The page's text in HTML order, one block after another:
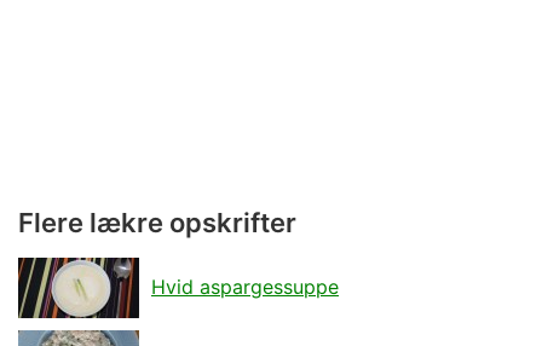
Flere lækre opskrifter
Hvid aspargessuppe